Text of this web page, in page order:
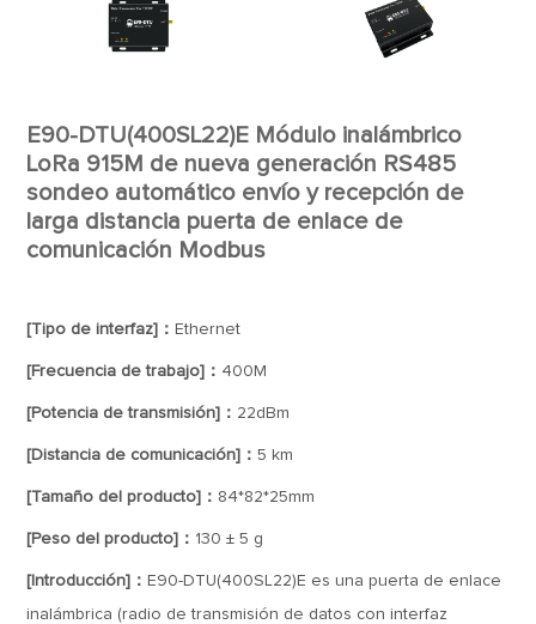
E90-DTU(400SL22)E Módulo inalámbrico
LoRa 915M de nueva generación RS485
sondeo automático envío y recepción de
larga distancia puerta de enlace de
comunicación Modbus
[Tipo de interfaz]： Ethernet
[Frecuencia de trabajo]： 400M
[Potencia de transmisión]： 22dBm
[Distancia de comunicación]：5 km
[Tamaño del producto]： 84*82*25mm
[Peso del producto]： 130 ± 5 g
[Introducción]： E90-DTU(400SL22)E es una puerta de enlace
inalámbrica (radio de transmisión de datos con interfaz